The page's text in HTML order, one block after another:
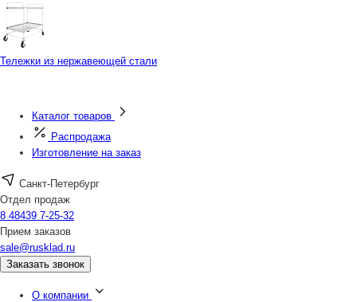
Тележки из нержавеющей стали
Каталог товаров
Распродажа
Изготовление на заказ
Санкт-Петербург
Отдел продаж
8 48439 7-25-32
Прием заказов
sale@rusklad.ru
Заказать звонок
О компании